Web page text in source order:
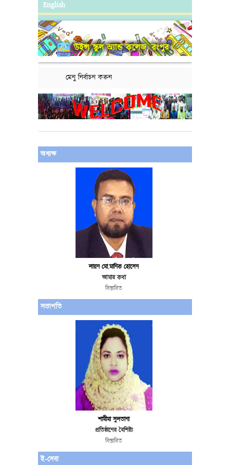
English
উইন্স স্কুল অ্যান্ড কলেজ, রংপুর।
মেনু নির্বাচন করুন
অধ্যক্ষ
লায়ন মো.মানিক হোসেন
আমার কথা
বিস্তারিত
সভাপতি
শামীমা সুলতানা
প্রতিষ্ঠানের বৈশিষ্ট্য
বিস্তারিত
ই-সেবা